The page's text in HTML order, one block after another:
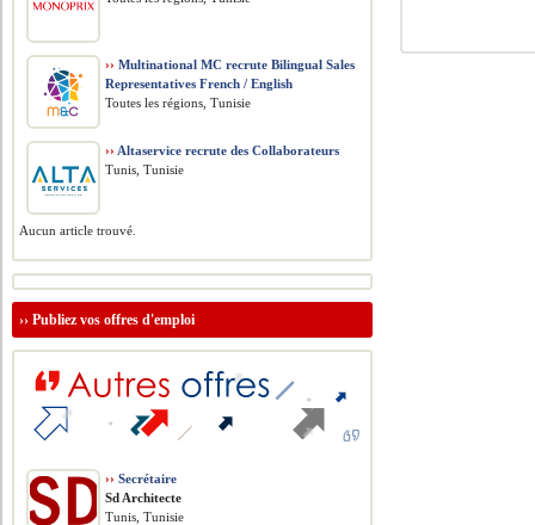
›› Multinational MC recrute Bilingual Sales
Representatives French / English
Toutes les régions, Tunisie
›› Altaservice recrute des Collaborateurs
Tunis, Tunisie
Aucun article trouvé.
››Publiez vos offres d'emploi
›› Secrétaire
Sd Architecte
Tunis, Tunisie